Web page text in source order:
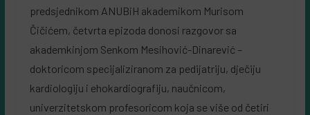
predsjednikom ANUBiH akademikom Murisom
Čičićem, četvrta epizoda donosi razgovor sa
akademkinjom Senkom Mesihović-Dinarević –
doktoricom specijaliziranom za pedijatriju, dječiju
kardiologiju i ehokardiografiju, naučnicom,
univerzitetskom profesoricom koja se više od četiri